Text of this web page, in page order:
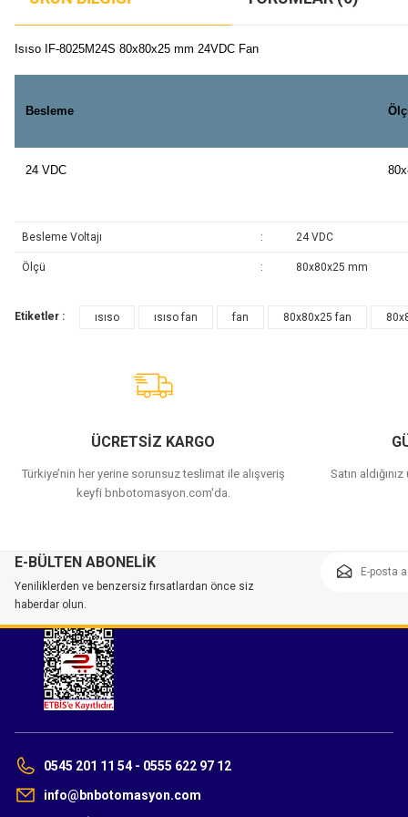
Isıso IF-8025M24S 80x80x25 mm 24VDC Fan
Besleme
24 VDC
Besleme Voltajı : 24 VDC
Ölçü : 80x80x25 mm
Etiketler : ısıso ısıso fan fan 80x80x25 fan
ÜCRETSİZ KARGO
Türkiye’nin her yerine sorunsuz teslimat ile alışveriş
keyfi bnbotomasyon.com'da.
Satın
E-BÜLTEN ABONELİK
Yeniliklerden ve benzersiz fırsatlardan önce siz
haberdar olun.
0545 201 11 54 - 0555 622 97 12
info@bnbotomasyon.com